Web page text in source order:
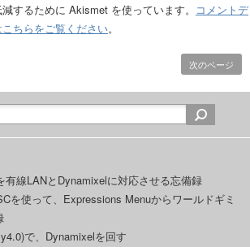
するために Akismet を使っています。 コメントデ
ちらをご覧ください。
次のページ
有線LANとDynamixelに対応させる忘備録
を使って、Expressions Menuからワールドギミ
で、Dynamixelを回す